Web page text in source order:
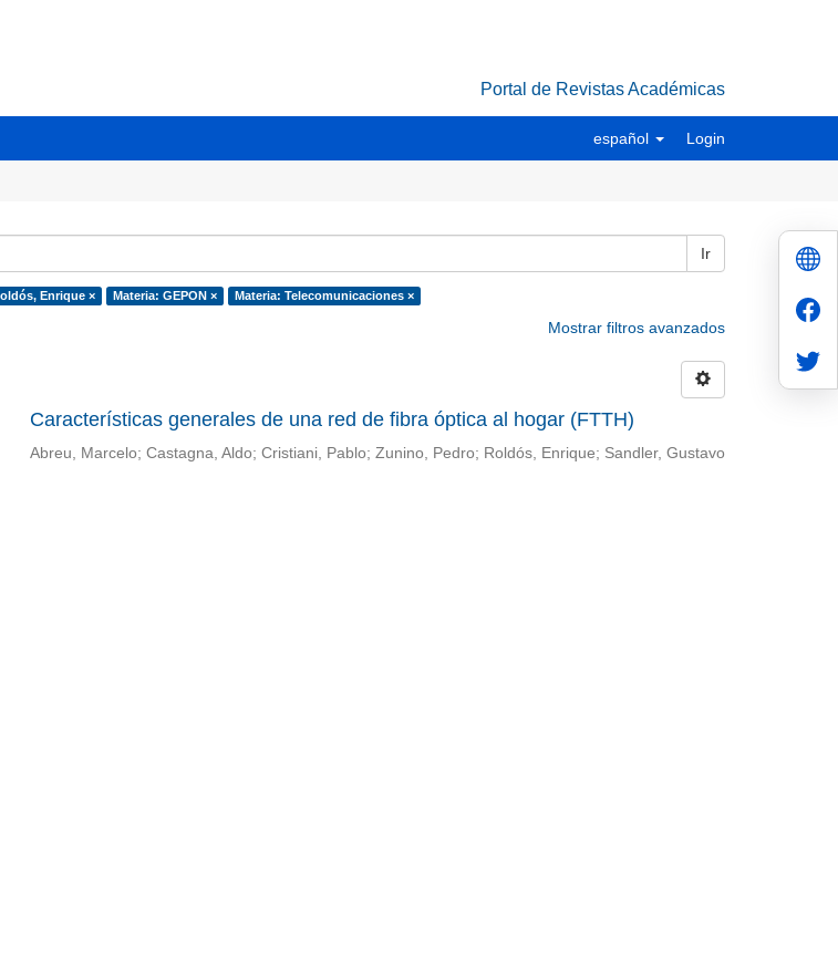
Portal de Revistas Académicas
español Login
Ir
Enrique × Materia: GEPON × Materia: Telecomunicaciones ×
Mostrar filtros avanzados
Características generales de una red de fibra óptica al hogar (FTTH)
Abreu, Marcelo; Castagna, Aldo; Cristiani, Pablo; Zunino, Pedro; Roldós, Enrique; Sandler, Gustavo